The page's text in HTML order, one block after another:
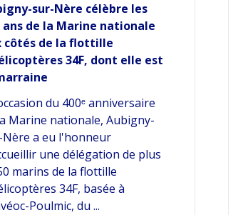
sur-Nère célèbre les
ans de la Marine nationale
côtés de la flottille
34F, dont elle est
du 400ᵉ anniversaire
Marine nationale, Aubigny-
a eu l'honneur
une délégation de plus
marins de la flottille
34F, basée à
Poulmic, du ...